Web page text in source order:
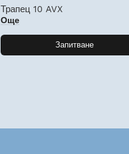
Трапец 10 AVX
Още
Запитване